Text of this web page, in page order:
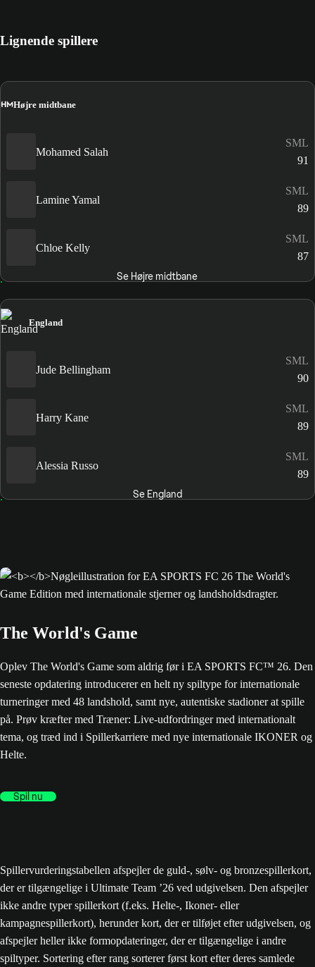
Lignende spillere
HMHøjre midtbane
Mohamed Salah
SML
91
Lamine Yamal
SML
89
Chloe Kelly
SML
87
Se Højre midtbane
England
Jude Bellingham
SML
90
Harry Kane
SML
89
Alessia Russo
SML
89
Se England
The World's Game
Oplev The World's Game som aldrig før i EA SPORTS FC™ 26. Den
seneste opdatering introducerer en helt ny spiltype for internationale
turneringer med 48 landshold, samt nye, autentiske stadioner at spille
på. Prøv kræfter med Træner: Live-udfordringer med internationalt
tema, og træd ind i Spillerkarriere med nye internationale IKONER og
Helte.
Spil nu
Spillervurderingstabellen afspejler de guld-, sølv- og bronzespillerkort,
der er tilgængelige i Ultimate Team ’26 ved udgivelsen. Den afspejler
ikke andre typer spillerkort (f.eks. Helte-, Ikoner- eller
kampagnespillerkort), herunder kort, der er tilføjet efter udgivelsen, og
afspejler heller ikke formopdateringer, der er tilgængelige i andre
spiltyper. Sortering efter rang sorterer først kort efter deres samlede